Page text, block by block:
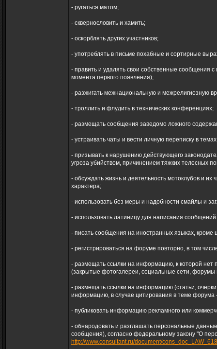
- ругаться матом;
- сквернословить и хамить;
- оскорблять других участников;
- употреблять в письме похабные и сортирные
- править и удалять свои собственные сообщения
момента первого появления);
- разжигать межнациональную и межрелигиозную
- троллить и флудить в технических конференциях;
- размещать сообщения заведомо ложного
- устраивать чаты и вести личную переписку в
- призывать к наpyшению действующего
угроза убийством, причинением тяжких телесных
- обсуждать жизнь и деятельность мотоклубов и
характера;
- использовать без меры и надобности смайлы и
- использовать латиницу для написания сообщений
- писать сообщения на иностранных языках, кроме
- регистрироваться на форуме повторно, в том
- размещать ссылки на информацию, к которой нет
(закрытые фотогалереи, социальные сети, форумы
- размещать ссылки на информацию (статьи,
информацию, в случае цитирования в теме форума
- публиковать информацию рекламного или
- обнародовать и разглашать персональные
сообщения), согласно федеральному закону "О
http://www.consultant.ru/document/